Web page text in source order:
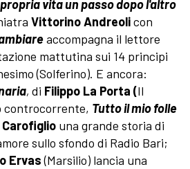
vita un passo dopo l'altro
Vittorino Andreolicon
accompagna il lettore
mattutina sui 14 principi
(Solferino). E ancora:
, di Filippo La Porta (Il
controcorrente, Tutto il mio folle
una grande storia di
sullo sfondo di Radio Bari;
Ervas(Marsilio) lancia una